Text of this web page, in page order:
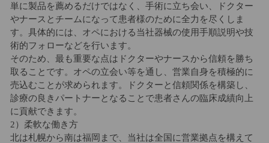
単に製品を薦めるだけではなく、手術に立ち会い、ドクター
やナースとチームになって患者様のために全力を尽くしま
す。具体的には、オペにおける当社器械の使用手順説明や技
術的フォローなどを行います。
そのため、最も重要な点はドクターやナースから信頼を勝ち
取ることです。オペの立会い等を通し、営業自身を積極的に
売込むことが求められます。ドクターと信頼関係を構築し、
診療の良きパートナーとなることで患者さんの臨床成績向上
に貢献できます。
2）柔軟な働き方
北は札幌から南は福岡まで、当社は全国に営業拠点を構えて